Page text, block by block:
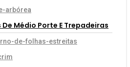
arbórea
Médio Porte E Trepadeiras
de-folhas-estreitas